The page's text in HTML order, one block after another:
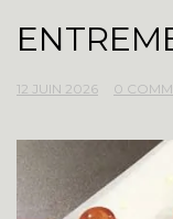
12 JUIN 2026 0